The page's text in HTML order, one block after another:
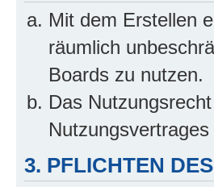
Mit dem Erstellen
räumlich
Boards zu nutzen.
Das
3. PFLICHTEN